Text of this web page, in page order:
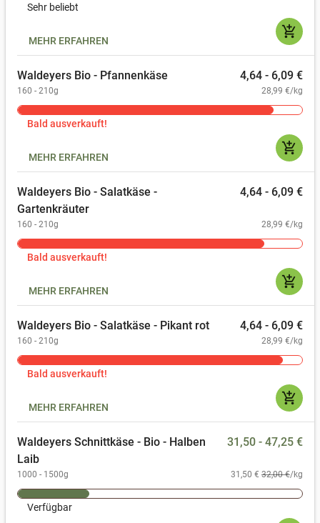
Sehr beliebt
add_shopping_cart
MEHR ERFAHREN
Waldeyers Bio - Pfannenkäse 4,64 - 6,09 €
160 - 210g 28,99 €/kg
Bald ausverkauft!
add_shopping_cart
MEHR ERFAHREN
Waldeyers Bio - Salatkäse -
Gartenkräuter
4,64 - 6,09 €
160 - 210g 28,99 €/kg
Bald ausverkauft!
add_shopping_cart
MEHR ERFAHREN
Waldeyers Bio - Salatkäse - Pikant rot 4,64 - 6,09 €
160 - 210g 28,99 €/kg
Bald ausverkauft!
add_shopping_cart
MEHR ERFAHREN
Waldeyers Schnittkäse - Bio - Halben
Laib
31,50 - 47,25 €
1000 - 1500g 31,50 € 32,00 €/kg
Verfügbar